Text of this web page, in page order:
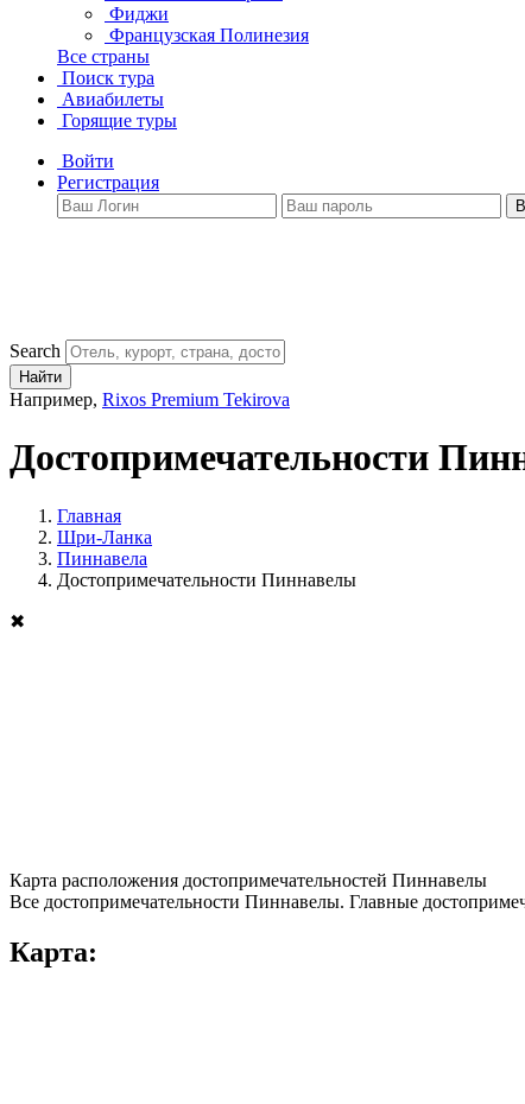
Фиджи
Французская Полинезия
Все страны
Поиск тура
Авиабилеты
Горящие туры
Войти
Регистрация
Search
Найти
Например, Rixos Premium Tekirova
Достопримечательности
Главная
Шри-Ланка
Пиннавела
Достопримечательности Пиннавелы
✖
Карта расположения достопримечательностей Пиннавелы
Все достопримечательности Пиннавелы. Главные
Карта: